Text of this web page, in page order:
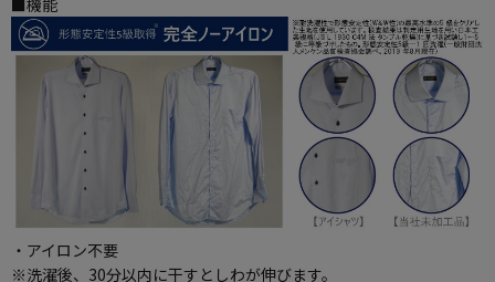
・アイロン不要
※洗濯後、30分以内に干すとしわが伸びます。